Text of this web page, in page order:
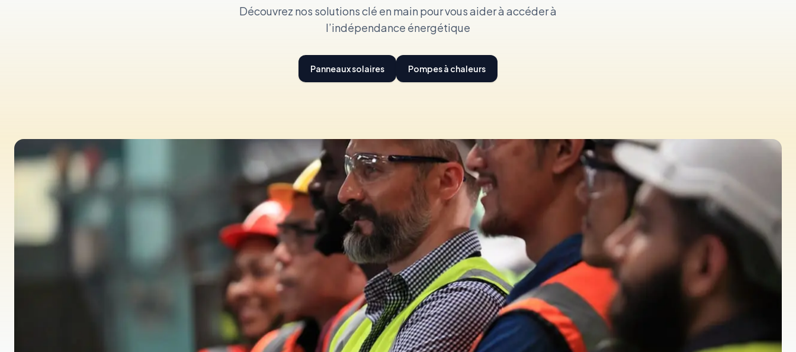
Découvrez nos solutions clé en main pour vous aider à accéder à
l’indépendance énergétique
Panneaux solaires Pompes à chaleurs